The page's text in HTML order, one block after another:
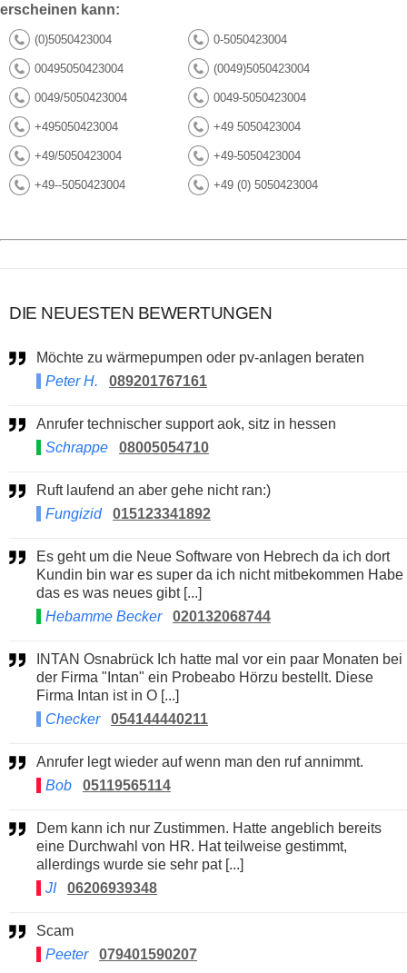
erscheinen kann:
(0)5050423004 0-5050423004
00495050423004 (0049)5050423004
0049/5050423004 0049-5050423004
+495050423004 +49 5050423004
+49/5050423004 +49-5050423004
+49--5050423004 +49 (0) 5050423004
DIE NEUESTEN BEWERTUNGEN
Möchte zu wärmepumpen oder pv-anlagen beraten
Peter H.
089201767161
Anrufer technischer support aok, sitz in hessen
Schrappe
08005054710
Ruft laufend an aber gehe nicht ran:)
Fungizid
015123341892
Es geht um die Neue Software von Hebrech da ich dort
Kundin bin war es super da ich nicht mitbekommen Habe
das es was neues gibt [...]
Hebamme Becker
020132068744
der Firma "Intan" ein Probeabo Hörzu bestellt. Diese
Firma Intan ist in O [...]
Checker
054144440211
Anrufer legt wieder auf wenn man den ruf annimmt.
Bob
05119565114
Dem kann ich nur Zustimmen. Hatte angeblich bereits
eine Durchwahl von HR. Hat teilweise gestimmt,
allerdings wurde sie sehr pat [...]
JI
06206939348
Scam
Peeter
079401590207